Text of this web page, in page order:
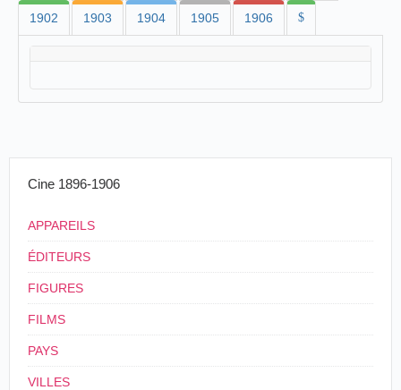
1902 1903 1904 1905 1906 $
Cine 1896-1906
APPAREILS
ÉDITEURS
FIGURES
FILMS
PAYS
VILLES